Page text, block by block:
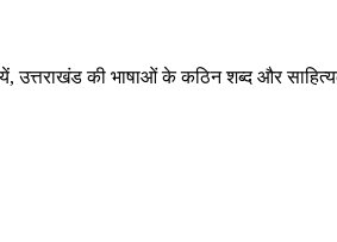
उत्तराखंड की भाषाओं के कठिन शब्द और